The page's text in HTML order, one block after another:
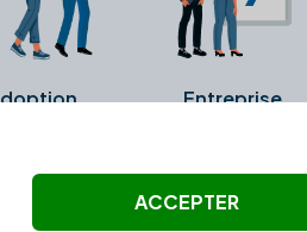
Entreprise
ni été vérifiés par Alexia.fr.
ACCEPTER